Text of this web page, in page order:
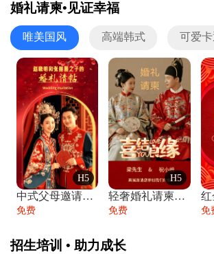
婚礼请柬•见证幸福
唯美国风 高端韩式 可爱卡
H5
中式父母邀请函婚礼结婚请柬请贴父母邀请方
免费
H5
轻奢婚礼请柬婚礼邀请函结婚照请帖
免费 免
招生培训 • 助力成长